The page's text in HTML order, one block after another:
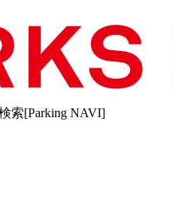
索[Parking NAVI]